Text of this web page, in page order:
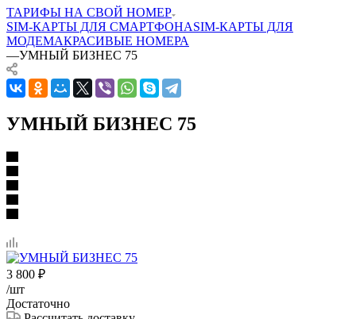
ТАРИФЫ НА СВОЙ НОМЕР
SIM-КАРТЫ ДЛЯ СМАРТФОНАSIM-КАРТЫ ДЛЯ
МОДЕМАКРАСИВЫЕ НОМЕРА
—УМНЫЙ БИЗНЕС 75
УМНЫЙ БИЗНЕС 75
3 800 ₽
/шт
Достаточно